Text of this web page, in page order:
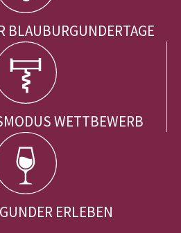
BLAUBURGUNDERTAGE
WETTBEWERB
ERLEBEN